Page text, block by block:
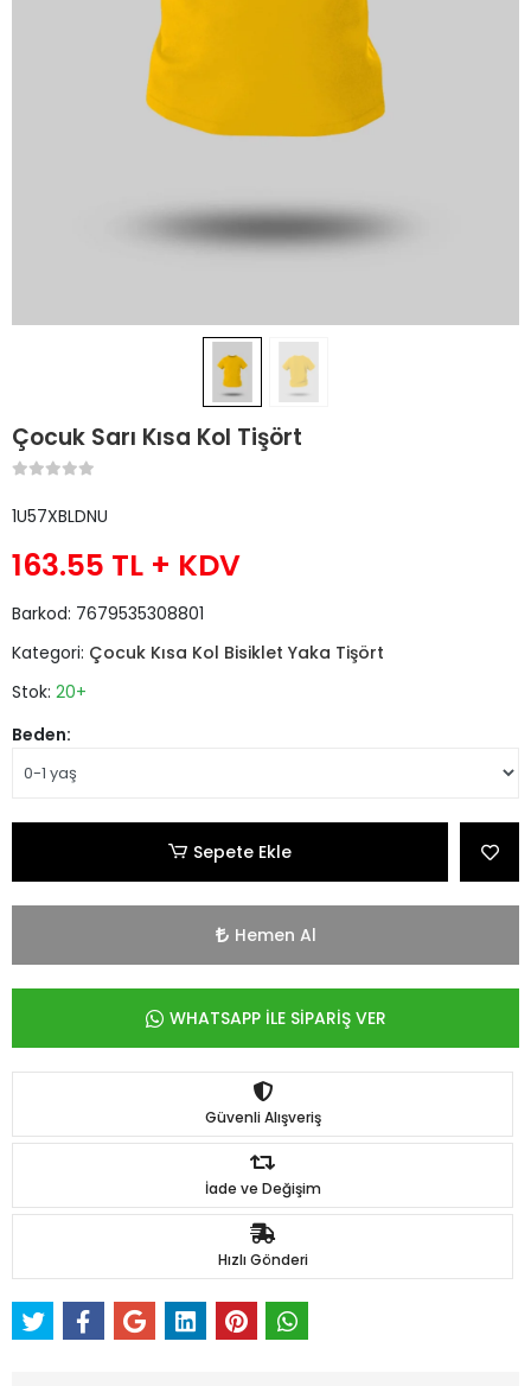
Çocuk Sarı Kısa Kol Tişört
1U57XBLDNU
163.55 TL + KDV
Barkod: 7679535308801
Kategori: Çocuk Kısa Kol Bisiklet Yaka Tişört
Stok: 20+
Beden:
Sepete Ekle
Hemen Al
WHATSAPP İLE SİPARİŞ VER
Güvenli Alışveriş
İade ve Değişim
Hızlı Gönderi